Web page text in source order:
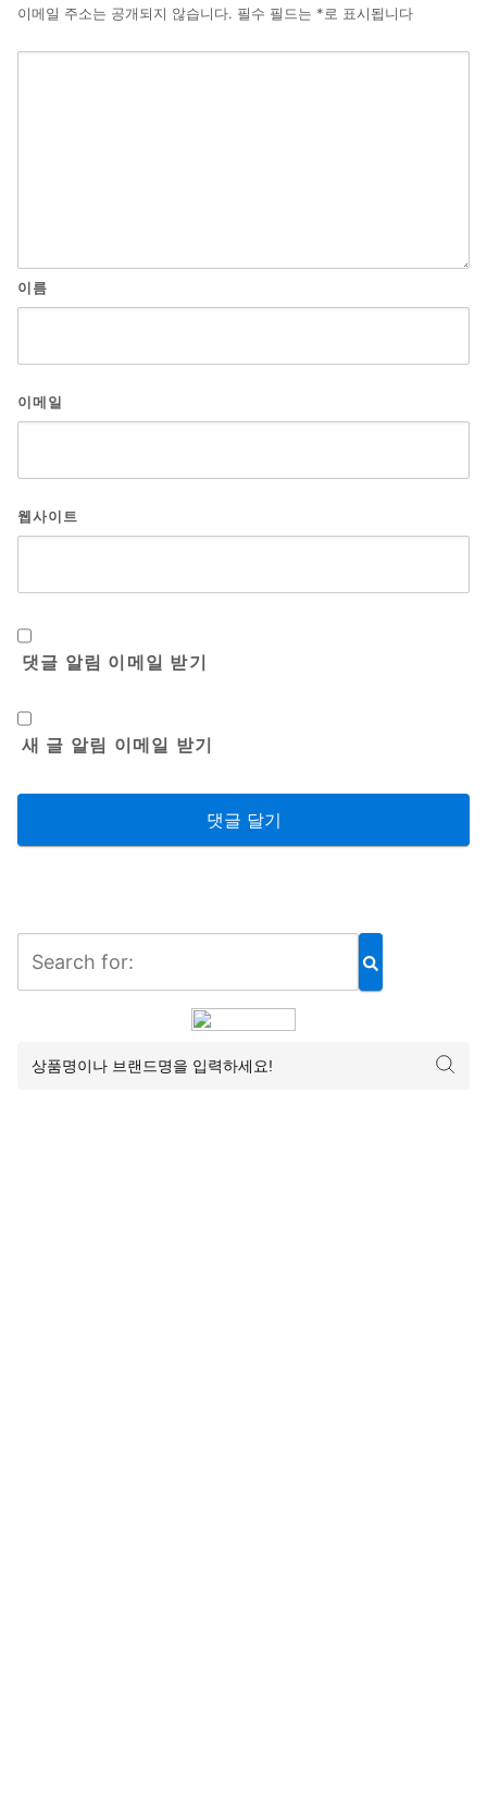
이메일 주소는 공개되지 않습니다. 필수 필드는 *로 표시됩니다
이름
이메일
웹사이트
댓글 알림 이메일 받기
새 글 알림 이메일 받기